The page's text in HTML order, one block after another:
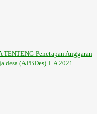
Penetapan Anggaran
desa (APBDes) T.A 2021